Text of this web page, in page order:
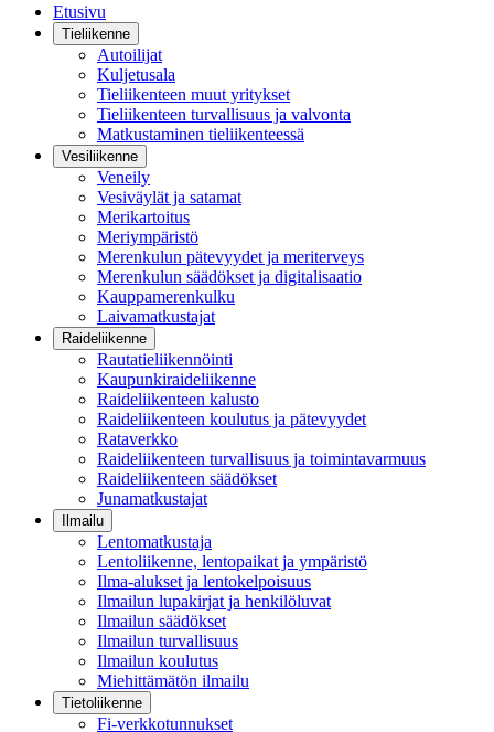
Etusivu
Tieliikenne
Autoilijat
Kuljetusala
Tieliikenteen muut yritykset
Tieliikenteen turvallisuus ja valvonta
Matkustaminen tieliikenteessä
Vesiliikenne
Veneily
Vesiväylät ja satamat
Merikartoitus
Meriympäristö
Merenkulun pätevyydet ja meriterveys
Merenkulun säädökset ja digitalisaatio
Kauppamerenkulku
Laivamatkustajat
Raideliikenne
Rautatieliikennöinti
Kaupunkiraideliikenne
Raideliikenteen kalusto
Raideliikenteen koulutus ja pätevyydet
Rataverkko
Raideliikenteen turvallisuus ja toimintavarmuus
Raideliikenteen säädökset
Junamatkustajat
Ilmailu
Lentomatkustaja
Lentoliikenne, lentopaikat ja ympäristö
Ilma-alukset ja lentokelpoisuus
Ilmailun lupakirjat ja henkilöluvat
Ilmailun säädökset
Ilmailun turvallisuus
Ilmailun koulutus
Miehittämätön ilmailu
Tietoliikenne
Fi-verkkotunnukset